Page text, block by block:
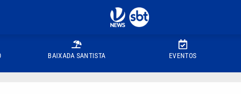
BAIXADA SANTISTA EVENTOS